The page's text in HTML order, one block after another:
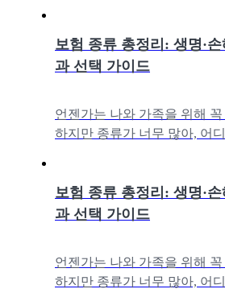
보험 종류 총정리: 생명·손
과 선택 가이드
언젠가는 나와 가족을 위해
하지만 종류가 너무 많아, 어
보험 종류 총정리: 생명·손
과 선택 가이드
언젠가는 나와 가족을 위해
하지만 종류가 너무 많아, 어